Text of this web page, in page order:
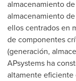
almacenamiento
almacenamiento
ellos centrados en
de componentes
(generación,
APsystems ha
altamente